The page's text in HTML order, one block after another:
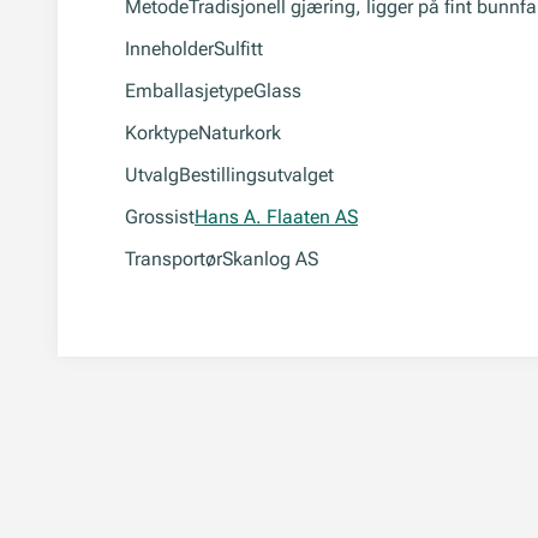
MetodeTradisjonell gjæring, ligger på fint
InneholderSulfitt
EmballasjetypeGlass
KorktypeNaturkork
UtvalgBestillingsutvalget
GrossistHans A. Flaaten AS
TransportørSkanlog AS